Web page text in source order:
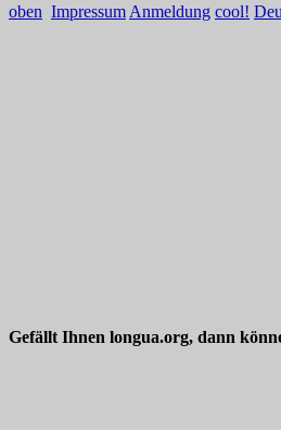
oben Impressum Anmeldung cool!
Gefällt Ihnen longua.org, dann